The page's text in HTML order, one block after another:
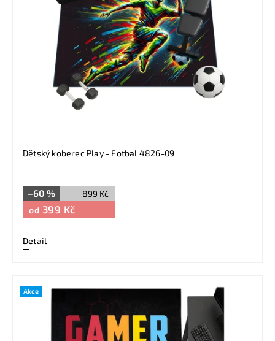
Dětský koberec Play - Fotbal 4826-09
899 Kč
–60 %
od 399 Kč
Detail
Akce